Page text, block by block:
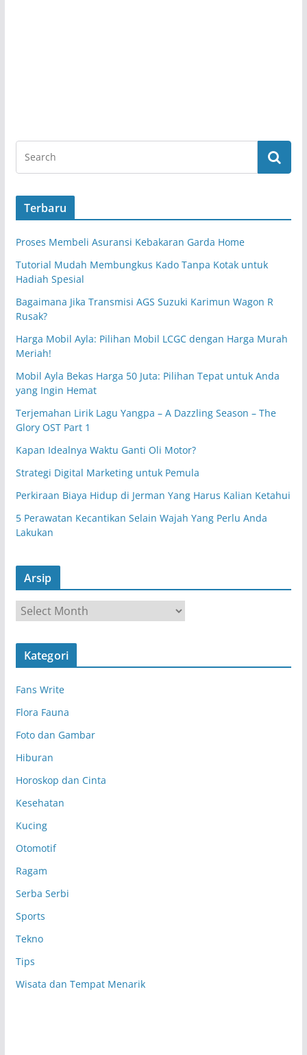
Terbaru
Proses Membeli Asuransi Kebakaran Garda Home
Tutorial Mudah Membungkus Kado Tanpa Kotak untuk
Hadiah Spesial
Bagaimana Jika Transmisi AGS Suzuki Karimun Wagon R
Rusak?
Harga Mobil Ayla: Pilihan Mobil LCGC dengan Harga Murah
Meriah!
Mobil Ayla Bekas Harga 50 Juta: Pilihan Tepat untuk Anda
yang Ingin Hemat
Terjemahan Lirik Lagu Yangpa – A Dazzling Season – The
Glory OST Part 1
Kapan Idealnya Waktu Ganti Oli Motor?
Strategi Digital Marketing untuk Pemula
Perkiraan Biaya Hidup di Jerman Yang Harus Kalian Ketahui
5 Perawatan Kecantikan Selain Wajah Yang Perlu Anda
Lakukan
Arsip
r
s
Kategori
Fans Write
Flora Fauna
Foto dan Gambar
Hiburan
Horoskop dan Cinta
Kesehatan
Kucing
Otomotif
Ragam
Serba Serbi
Sports
Tekno
Tips
Wisata dan Tempat Menarik